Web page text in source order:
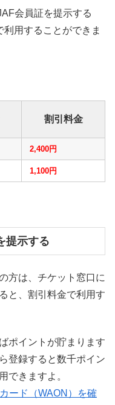
会員証を提示する
用することができま
割引料金
2,400円
1,100円
提示する
方は、チケット窓口に
と、割引料金で利用す
ポイントが貯まります
登録すると数千ポイン
できますよ。
ード（WAON）を確